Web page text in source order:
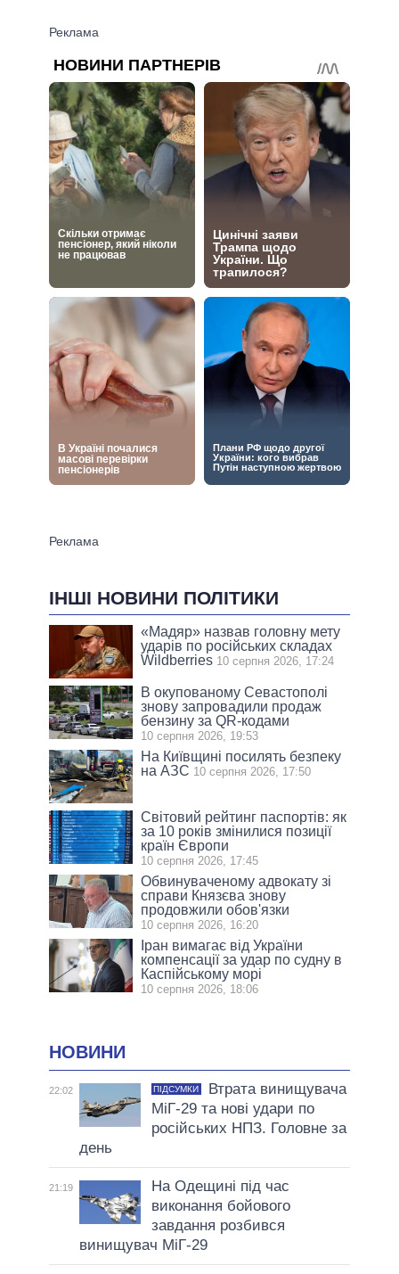
ІНШІ НОВИНИ ПОЛІТИКИ
«Мадяр» назвав головну мету
ударів по російських складах
Wildberries 10 серпня 2026, 17:24
В окупованому Севастополі
знову запровадили продаж
бензину за QR-кодами
10 серпня 2026, 19:53
На Київщині посилять безпеку
на АЗС 10 серпня 2026, 17:50
Світовий рейтинг паспортів: як
за 10 років змінилися позиції
країн Європи
10 серпня 2026, 17:45
Обвинуваченому адвокату зі
справи Князєва знову
продовжили обов'язки
10 серпня 2026, 16:20
Іран вимагає від України
компенсації за удар по судну в
Каспійському морі
10 серпня 2026, 18:06
НОВИНИ
22:02 ПІДСУМКИ
Втрата винищувача
МіГ-29 та нові удари по
російських НПЗ. Головне за
день
21:19
На Одещині під час
виконання бойового
завдання розбився
винищувач МіГ-29